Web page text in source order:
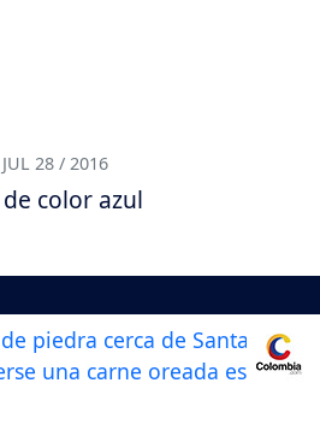
28 / 2016
color azul